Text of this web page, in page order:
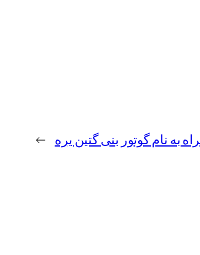
به نام گوتور بنی گتین یره →